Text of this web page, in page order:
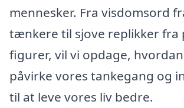
mennesker. Fra visdomsord
tænkere til sjove replikker
figurer, vil vi opdage,
påvirke vores tankegang og
til at leve vores liv bedre.